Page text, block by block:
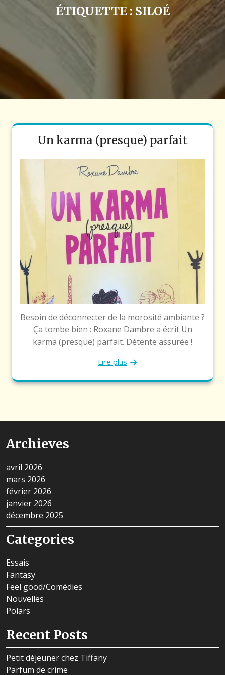
ÉTIQUETTE : SILOÉ
Un karma (presque) parfait
Besoin de déconnecter de la morosité ambiante ?
Ça tombe bien : Roxane Dambre a écrit Un
karma (presque) parfait. Détente assurée !
Lire plus
Archieves
avril 2026
mars 2026
février 2026
janvier 2026
décembre 2025
Categories
Essais
Fantasy
Feel good/Comédies
Nouvelles
Polars
Recent Posts
Petit déjeuner chez Tiffany
Parfum de crime